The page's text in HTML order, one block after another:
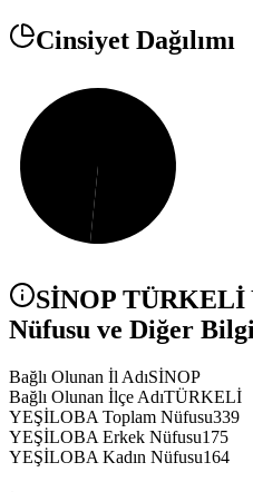
Cinsiyet Dağılımı
SİNOP TÜRKELİ
Nüfusu ve Diğer
Bağlı Olunan İl AdıSİNOP
Bağlı Olunan İlçe AdıTÜRKELİ
YEŞİLOBA Toplam Nüfusu339
YEŞİLOBA Erkek Nüfusu175
YEŞİLOBA Kadın Nüfusu164